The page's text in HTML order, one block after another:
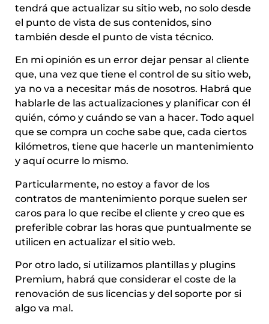
tendrá que actualizar su sitio web, no solo desde
el punto de vista de sus contenidos, sino
también desde el punto de vista técnico.
En mi opinión es un error dejar pensar al cliente
que, una vez que tiene el control de su sitio web,
ya no va a necesitar más de nosotros. Habrá que
hablarle de las actualizaciones y planificar con él
quién, cómo y cuándo se van a hacer. Todo aquel
que se compra un coche sabe que, cada ciertos
kilómetros, tiene que hacerle un mantenimiento
y aquí ocurre lo mismo.
Particularmente, no estoy a favor de los
contratos de mantenimiento porque suelen ser
caros para lo que recibe el cliente y creo que es
preferible cobrar las horas que puntualmente se
utilicen en actualizar el sitio web.
Por otro lado, si utilizamos plantillas y plugins
Premium, habrá que considerar el coste de la
renovación de sus licencias y del soporte por si
algo va mal.